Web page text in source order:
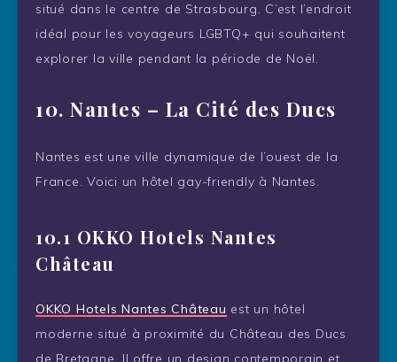
situé dans le centre de Strasbourg. C’est l’endroit
idéal pour les voyageurs LGBTQ+ qui souhaitent
explorer la ville pendant la période de Noël.
10. Nantes – La Cité des Ducs
Nantes est une ville dynamique de l’ouest de la
France. Voici un hôtel gay-friendly à Nantes.
10.1 OKKO Hotels Nantes
Château
OKKO Hotels Nantes Château est un hôtel
moderne situé à proximité du Château des Ducs
de Bretagne. Il offre un design contemporain et